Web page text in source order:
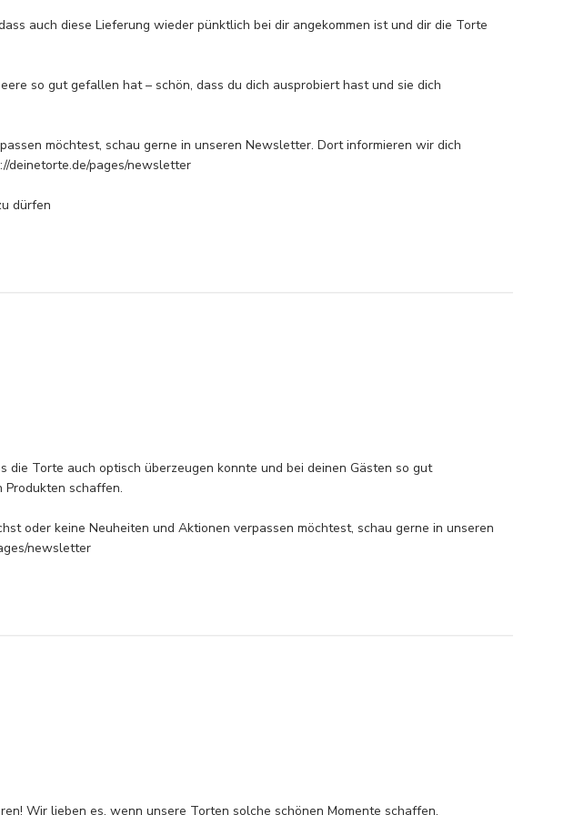
auch diese Lieferung wieder pünktlich bei dir angekommen ist und dir die Torte
so gut gefallen hat – schön, dass du dich ausprobiert hast und sie dich
möchtest, schau gerne in unseren Newsletter. Dort informieren wir dich
deinetorte.de/pages/newsletter
dürfen
die Torte auch optisch überzeugen konnte und bei deinen Gästen so gut
Produkten schaffen.
oder keine Neuheiten und Aktionen verpassen möchtest, schau gerne in unseren
newsletter
Wir lieben es, wenn unsere Torten solche schönen Momente schaffen.